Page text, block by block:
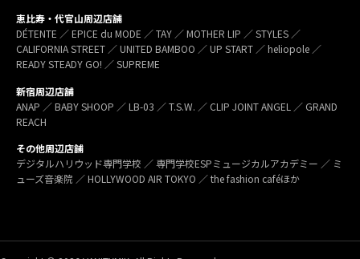
恵比寿・代官山周辺店舗
DÉTENTE ／ EPICE du MODE ／ TAY ／ MOTHER LIP ／ STYLES ／
CALIFORNIA STREET ／ UNITED BAMBOO ／ UP START ／ heliopole ／
READY STEADY GO! ／ SUPREME
新宿周辺店舗
ANAP ／ BABY SHOOP ／ LB-03 ／ T.S.W. ／ CLIP JOINT ANGEL ／ GRAND
REACH
その他周辺店舗
デジタルハリウッド専門学校 ／ 専門学校ESPミュージカルアカデミー ／ ミ
ューズ音楽院 ／ HOLLYWOOD AIR TOKYO ／ the fashion caféほか